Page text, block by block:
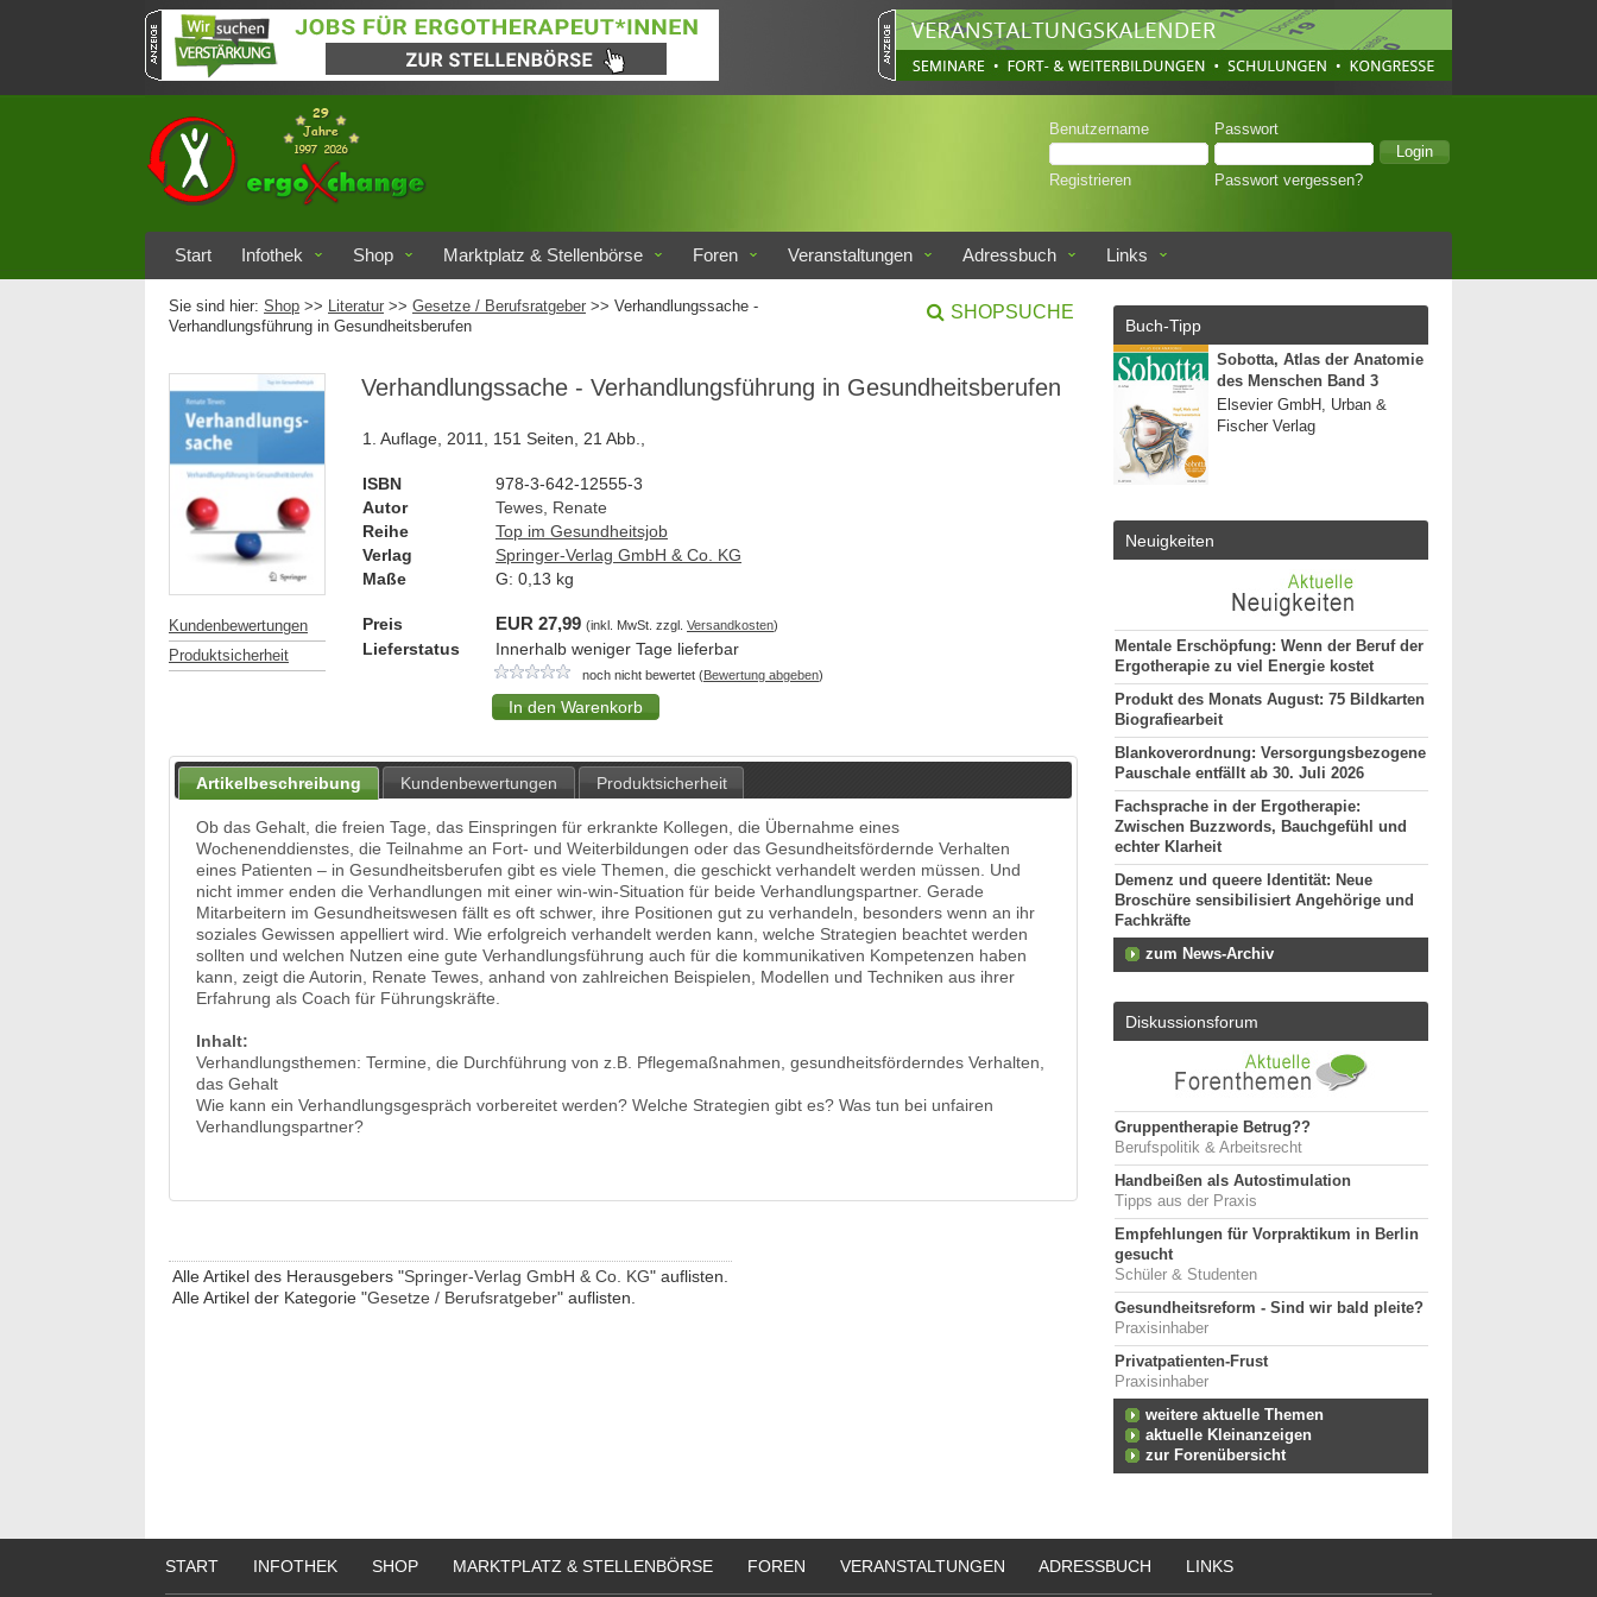
Benutzername Passwort
Registrieren Passwort vergessen?
Start Infothek Shop Marktplatz & Stellenbörse Foren Veranstaltungen Adressbuch Links
Sie sind hier: Shop >> Literatur >> Gesetze / Berufsratgeber >> Verhandlungssache -
Verhandlungsführung in Gesundheitsberufen
SHOPSUCHE
Kundenbewertungen
Produktsicherheit
Verhandlungssache - Verhandlungsführung in Gesundheitsberufen
1. Auflage, 2011, 151 Seiten, 21 Abb.,
ISBN
978-3-642-12555-3
Autor
Tewes, Renate
Reihe
Top im Gesundheitsjob
Verlag
Springer-Verlag GmbH & Co. KG
Maße
G: 0,13 kg
Preis EUR 27,99 (inkl. MwSt. zzgl. Versandkosten)
Lieferstatus Innerhalb weniger Tage lieferbar
noch nicht bewertet (Bewertung abgeben)
Artikelbeschreibung Kundenbewertungen Produktsicherheit
Ob das Gehalt, die freien Tage, das Einspringen für erkrankte Kollegen, die Übernahme eines
Wochenenddienstes, die Teilnahme an Fort- und Weiterbildungen oder das Gesundheitsfördernde Verhalten
eines Patienten – in Gesundheitsberufen gibt es viele Themen, die geschickt verhandelt werden müssen. Und
nicht immer enden die Verhandlungen mit einer win-win-Situation für beide Verhandlungspartner. Gerade
Mitarbeitern im Gesundheitswesen fällt es oft schwer, ihre Positionen gut zu verhandeln, besonders wenn an ihr
soziales Gewissen appelliert wird. Wie erfolgreich verhandelt werden kann, welche Strategien beachtet werden
sollten und welchen Nutzen eine gute Verhandlungsführung auch für die kommunikativen Kompetenzen haben
kann, zeigt die Autorin, Renate Tewes, anhand von zahlreichen Beispielen, Modellen und Techniken aus ihrer
Erfahrung als Coach für Führungskräfte.
Inhalt:
Verhandlungsthemen: Termine, die Durchführung von z.B. Pflegemaßnahmen, gesundheitsförderndes Verhalten,
das Gehalt
Wie kann ein Verhandlungsgespräch vorbereitet werden? Welche Strategien gibt es? Was tun bei unfairen
Verhandlungspartner?
Alle Artikel des Herausgebers "Springer-Verlag GmbH & Co. KG" auflisten.
Alle Artikel der Kategorie "Gesetze / Berufsratgeber" auflisten.
Buch-Tipp
Sobotta, Atlas der Anatomie
des Menschen Band 3
Elsevier GmbH, Urban &
Fischer Verlag
Neuigkeiten
Mentale Erschöpfung: Wenn der Beruf der
Ergotherapie zu viel Energie kostet
Produkt des Monats August: 75 Bildkarten
Biografiearbeit
Blankoverordnung: Versorgungsbezogene
Pauschale entfällt ab 30. Juli 2026
Fachsprache in der Ergotherapie:
Zwischen Buzzwords, Bauchgefühl und
echter Klarheit
Demenz und queere Identität: Neue
Broschüre sensibilisiert Angehörige und
Fachkräfte
zum News-Archiv
Diskussionsforum
Gruppentherapie Betrug??
Berufspolitik & Arbeitsrecht
Handbeißen als Autostimulation
Tipps aus der Praxis
Empfehlungen für Vorpraktikum in Berlin
gesucht
Schüler & Studenten
Gesundheitsreform - Sind wir bald pleite?
Praxisinhaber
Privatpatienten-Frust
Praxisinhaber
weitere aktuelle Themen
aktuelle Kleinanzeigen
zur Forenübersicht
START INFOTHEK SHOP MARKTPLATZ & STELLENBÖRSE FOREN VERANSTALTUNGEN ADRESSBUCH LINKS